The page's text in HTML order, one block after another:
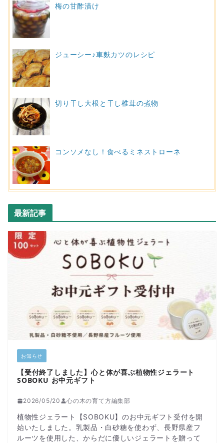
梅の甘酢漬け
ジューシー♪車麩カツのレシピ
切り干し大根と干し椎茸の煮物
コンソメなし！食べるミネストローネ
最新記事
お知らせ
【受付終了しました】心と体が喜ぶ植物性ジェラート
SOBOKU お中元ギフト
2026/05/20 心の木の育て方編集部
植物性ジェラート【SOBOKU】のお中元ギフト受付を開
始いたしました。乳製品・白砂糖を使わず、長野県産フ
ルーツを使用した、からだに優しいジェラートを贈って